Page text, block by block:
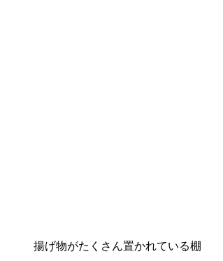
揚げ物がたくさん置かれている棚